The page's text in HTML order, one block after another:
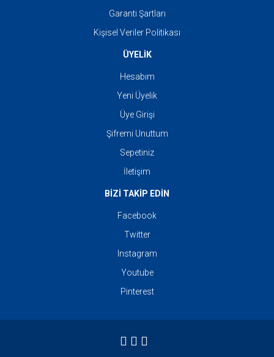
Garanti Şartları
Kişisel Veriler Politikası
ÜYELİK
Hesabım
Yeni Üyelik
Üye Girişi
Şifremi Unuttum
Sepetiniz
İletişim
BİZİ TAKİP EDİN
Facebook
Twitter
Instagram
Youtube
Pinterest